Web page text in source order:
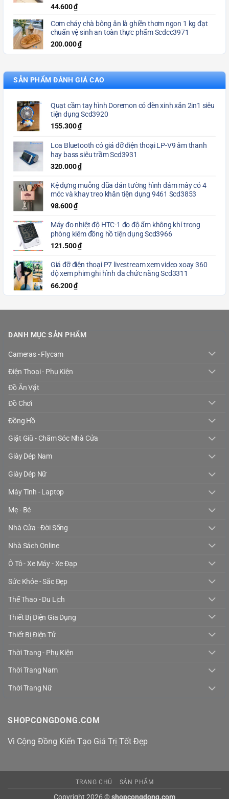
44.600₫
Cơm cháy chà bông ăn là ghiền thơm ngon 1 kg đạt
chuẩn vệ sinh an toàn thực phẩm Scdcc3971
200.000₫
SẢN PHẨM ĐÁNH GIÁ CAO
Quạt cầm tay hình Doremon có đèn xinh xắn 2in1 siêu
tiện dụng Scd3920
155.300₫
Loa Bluetooth có giá đỡ điện thoại LP-V9 âm thanh
hay bass siêu trầm Scd3931
320.000₫
Kệ đựng muỗng đũa dán tường hình đám mây có 4
móc và khay treo khăn tiện dụng 9461 Scd3853
98.600₫
Máy đo nhiệt độ HTC-1 đo độ ẩm không khí trong
phòng kiêm đồng hồ tiện dụng Scd3966
121.500₫
Giá đỡ điện thoại P7 livestream xem video xoay 360
độ xem phim ghi hình đa chức năng Scd3311
66.200₫
DANH MỤC SẢN PHẨM
Cameras - Flycam
Điện Thoại - Phụ Kiện
Đồ Ăn Vặt
Đồ Chơi
Đồng Hồ
Giặt Giũ - Chăm Sóc Nhà Cửa
Giày Dép Nam
Giày Dép Nữ
Máy Tính - Laptop
Mẹ - Bé
Nhà Cửa - Đời Sống
Nhà Sách Online
Ô Tô - Xe Máy - Xe Đạp
Sức Khỏe - Sắc Đẹp
Thể Thao - Du Lịch
Thiết Bị Điện Gia Dụng
Thiết Bị Điện Tử
Thời Trang - Phụ Kiện
Thời Trang Nam
Thời Trang Nữ
SHOPCONGDONG.COM
Vì Cộng Đồng Kiến Tạo Giá Trị Tốt Đẹp
TRANG CHỦ SẢN PHẨM
Copyright 2026 ©shopcongdong.com